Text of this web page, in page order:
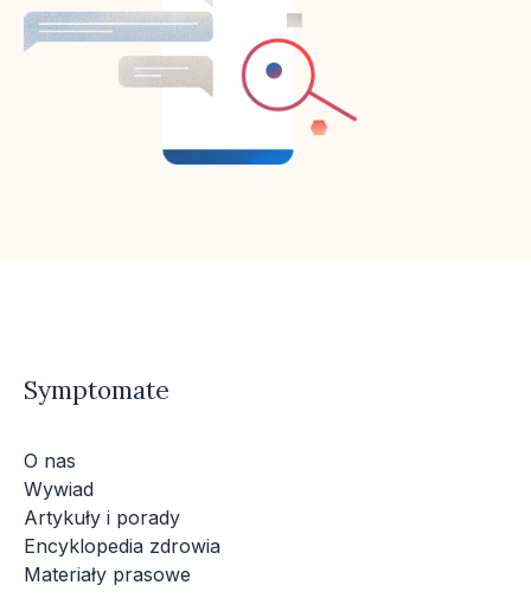
Symptomate
O nas
Wywiad
Artykuły i porady
Encyklopedia zdrowia
Materiały prasowe